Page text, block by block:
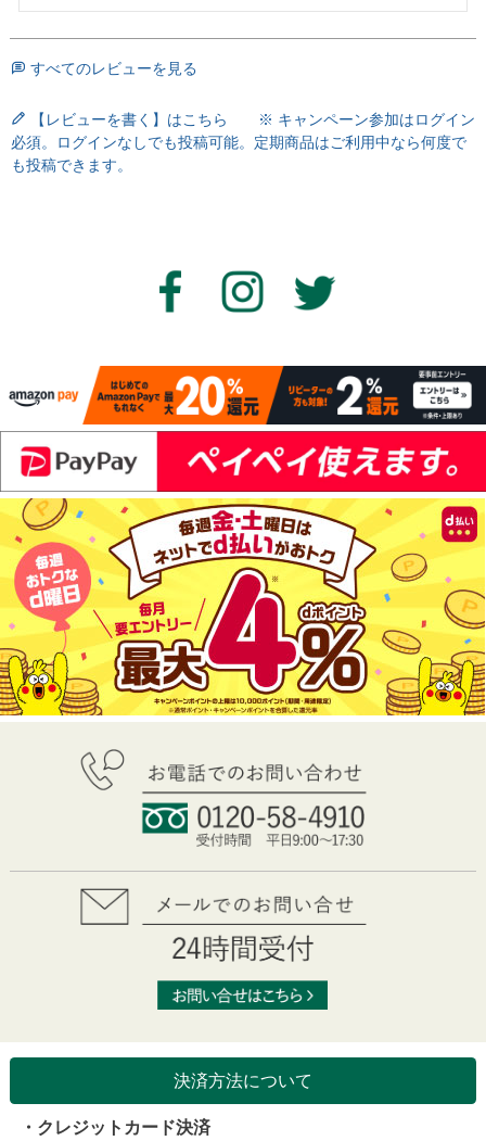
すべてのレビューを見る
【レビューを書く】はこちら ※ キャンペーン参加はログイン
必須。ログインなしでも投稿可能。定期商品はご利用中なら何度で
も投稿できます。
決済方法について
・クレジットカード決済